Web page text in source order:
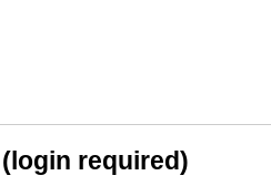
required)